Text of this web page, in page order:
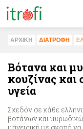
ΑΡΧΙΚΗ ΔΙΑΤΡΟΦΗ
Βότανα και
κουζίνας και
υγεία
Σχεδόν σε κάθε
βοτάνων και